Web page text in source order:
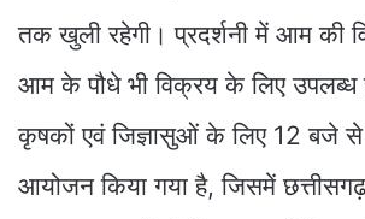
तक खुली रहेगी। प्रदर्शनी में आम की
आम के पौधे भी विक्रय के लिए उपलब्ध
कृषकों एवं जिज्ञासुओं के लिए 12 बजे से
आयोजन किया गया है, जिसमें